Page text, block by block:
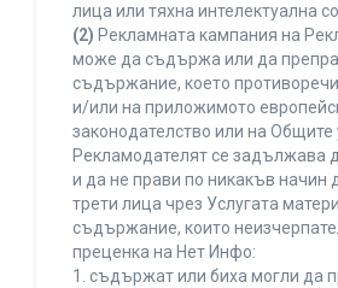
лица или тяхна интелектуална
(2) Рекламната кампания на
може да съдържа или да
съдържание, което
и/или на приложимото
законодателство или на Общите
Рекламодателят се задължава
и да не прави по никакъв начин
трети лица чрез Услугата
съдържание, които
преценка на Нет Инфо:
1. съдържат или биха могли да